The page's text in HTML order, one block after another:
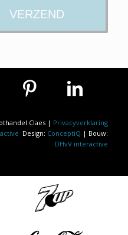
Claes | Privacyverklaring
Design: ConceptiQ | Bouw:
DHvV interactive